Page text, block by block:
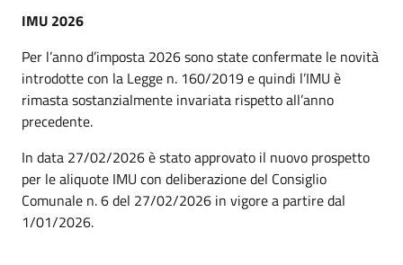
IMU 2026
Per l’anno d’imposta 2026 sono state confermate le novità
introdotte con la Legge n. 160/2019 e quindi l’IMU è
rimasta sostanzialmente invariata rispetto all’anno
precedente.
In data 27/02/2026 è stato approvato il nuovo prospetto
per le aliquote IMU con deliberazione del Consiglio
Comunale n. 6 del 27/02/2026 in vigore a partire dal
1/01/2026.